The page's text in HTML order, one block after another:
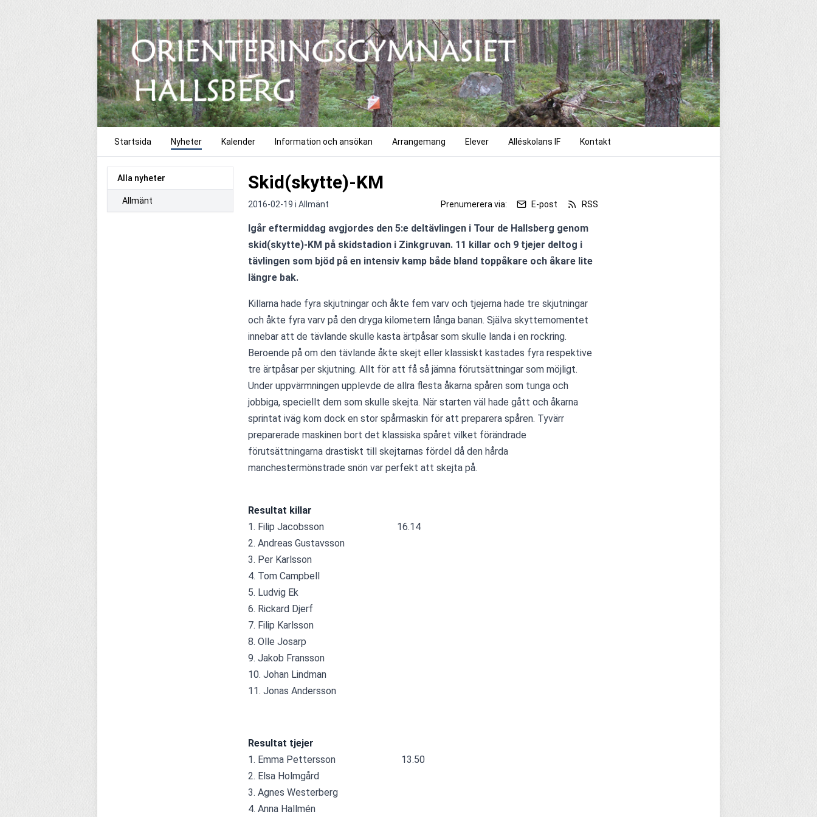
Startsida Nyheter Kalender Information och ansökan Arrangemang Elever Alléskolans IF Kontakt
Alla nyheter
Allmänt
Skid(skytte)-KM
2016-02-19 i Allmänt Prenumerera via: E-post RSS
Igår eftermiddag avgjordes den 5:e deltävlingen i Tour de Hallsberg genom
skid(skytte)-KM på skidstadion i Zinkgruvan. 11 killar och 9 tjejer deltog i
tävlingen som bjöd på en intensiv kamp både bland toppåkare och åkare lite
längre bak.
Killarna hade fyra skjutningar och åkte fem varv och tjejerna hade tre skjutningar
och åkte fyra varv på den dryga kilometern långa banan. Själva skyttemomentet
innebar att de tävlande skulle kasta ärtpåsar som skulle landa i en rockring.
Beroende på om den tävlande åkte skejt eller klassiskt kastades fyra respektive
tre ärtpåsar per skjutning. Allt för att få så jämna förutsättningar som möjligt.
Under uppvärmningen upplevde de allra flesta åkarna spåren som tunga och
jobbiga, speciellt dem som skulle skejta. När starten väl hade gått och åkarna
sprintat iväg kom dock en stor spårmaskin för att preparera spåren. Tyvärr
preparerade maskinen bort det klassiska spåret vilket förändrade
förutsättningarna drastiskt till skejtarnas fördel då den hårda
manchestermönstrade snön var perfekt att skejta på.
Resultat killar
1. Filip Jacobsson                              16.14
2. Andreas Gustavsson
3. Per Karlsson
4. Tom Campbell
5. Ludvig Ek
6. Rickard Djerf
7. Filip Karlsson
8. Olle Josarp
9. Jakob Fransson
10. Johan Lindman
11. Jonas Andersson
Resultat tjejer
1. Emma Pettersson                           13.50
2. Elsa Holmgård
3. Agnes Westerberg
4. Anna Hallmén